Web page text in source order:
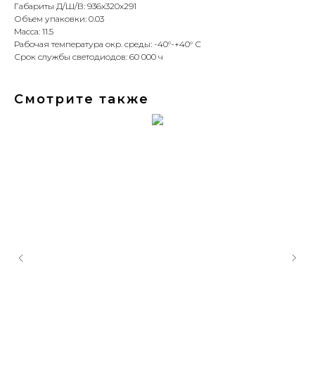
Габариты Д/Ш/В: 936x320x291
Объем упаковки: 0.03
Масса: 11.5
Рабочая температура окр. среды: -40°-+40° С
Срок службы светодиодов: 60 000 ч
Смотрите также